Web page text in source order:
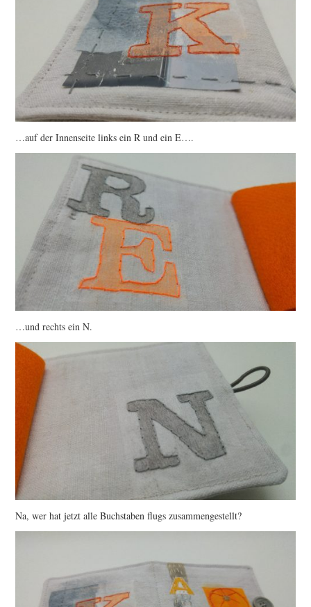
…auf der Innenseite links ein R und ein E….
…und rechts ein N.
Na, wer hat jetzt alle Buchstaben flugs zusammengestellt?